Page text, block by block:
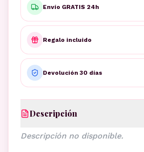
Envío GRATIS 24h
Regalo incluido
Devolución 30 días
Descripción
Descripción no disponible.